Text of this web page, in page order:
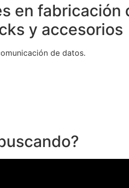
en fabricación
y accesorios
de datos.